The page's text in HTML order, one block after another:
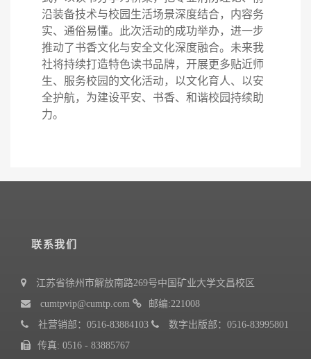
沿装备技术与校园生活场景深度结合，内容务
实、通俗易懂。此次活动的成功举办，进一步
推动了书香文化与安全文化深度融合。 未来我
社将持续打造特色读书品牌，开展更多贴近师
生、服务校园的文化活动，以文化育人、以安
全护航，为建设平安、书香、和谐校园持续助
力。
联系我们
江苏省徐州市解放南路269号中国矿业大学文昌校区
cumtpvip@cumtp.com
邮编:221008
社营销部：0516-83884103
数字出版部：0516-83995801
传真: 0516 - 83885767